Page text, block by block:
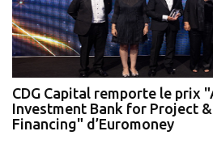
CDG Capital remporte le prix
Investment Bank for Project
Financing" d’Euromoney